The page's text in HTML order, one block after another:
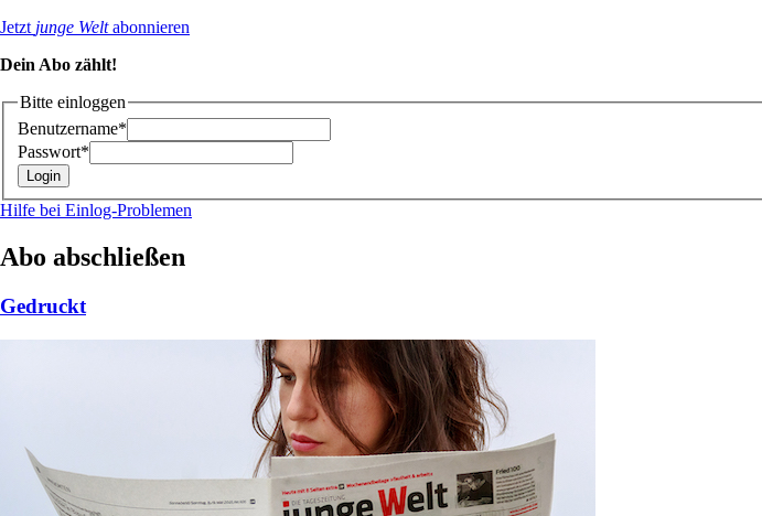
Jetzt junge Weltabonnieren
Dein Abo zählt!
Bitte einloggen
Benutzername*
Passwort*
Hilfe bei Einlog-Problemen
Abo abschließen
Gedruckt